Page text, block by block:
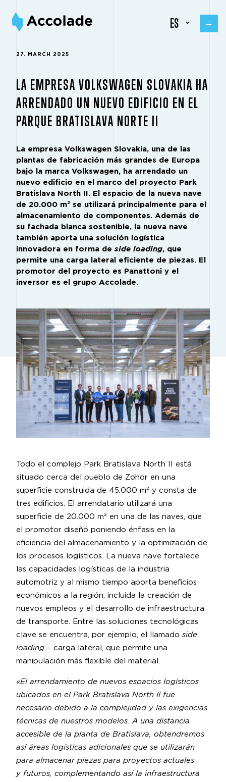
ES
27. MARCH 2025
LA EMPRESA VOLKSWAGEN SLOVAKIA HA
ARRENDADO UN NUEVO EDIFICIO EN EL
PARQUE BRATISLAVA NORTE II
La empresa Volkswagen Slovakia, una de las
plantas de fabricación más grandes de Europa
bajo la marca Volkswagen, ha arrendado un
nuevo edificio en el marco del proyecto Park
Bratislava North II. El espacio de la nueva nave
de 20.000 m² se utilizará principalmente para el
almacenamiento de componentes. Además de
su fachada blanca sostenible, la nueva nave
también aporta una solución logística
innovadora en forma deside loading, que
permite una carga lateral eficiente de piezas. El
promotor del proyecto es Panattoni y el
inversor es el grupo Accolade.
Todo el complejo Park Bratislava North II está
situado cerca del pueblo de Zohor en una
superficie construida de 45.000 m² y consta de
tres edificios. El arrendatario utilizará una
superficie de 20.000 m² en una de las naves, que
el promotor diseñó poniendo énfasis en la
eficiencia del almacenamiento y la optimización de
los procesos logísticos. La nueva nave fortalece
las capacidades logísticas de la industria
automotriz y al mismo tiempo aporta beneficios
económicos a la región, incluida la creación de
nuevos empleos y el desarrollo de infraestructura
de transporte. Entre las soluciones tecnológicas
clave se encuentra, por ejemplo, el llamado side
loading – carga lateral, que permite una
manipulación más flexible del material.
«El arrendamiento de nuevos espacios logísticos
ubicados en el Park Bratislava North II fue
necesario debido a la complejidad y las exigencias
técnicas de nuestros modelos. A una distancia
accesible de la planta de Bratislava, obtendremos
así áreas logísticas adicionales que se utilizarán
para almacenar piezas para proyectos actuales
y futuros, complementando así la infraestructura